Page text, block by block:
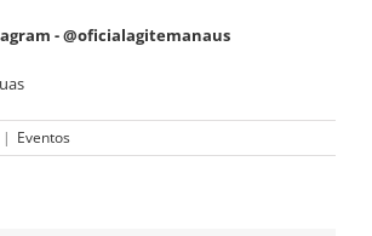
- @oficialagitemanaus
| Eventos